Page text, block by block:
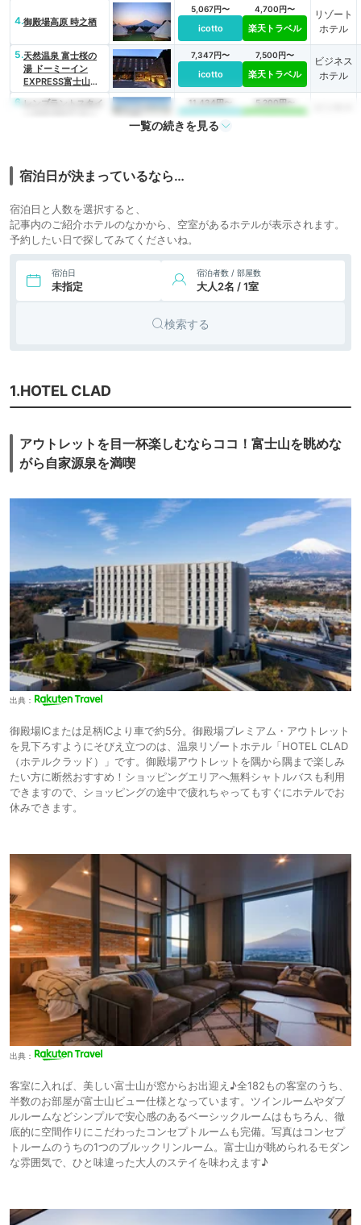
4.御殿場高原 時之栖
5,067円〜
icotto
4,700円〜
楽天トラベル
リゾート
ホテル
5.天然温泉 富士桜の
湯 ドーミーイン
EXPRESS富士山御
殿場
7,347円〜
icotto
7,500円〜
楽天トラベル
ビジネス
ホテル
6. レンブラントスタイ
ル御殿場駒門 富士
11,434円〜
icotto
5,200円〜
一覧の続きを見る
宿泊日が決まっているなら…
宿泊日と人数を選択すると、
記事内のご紹介ホテルのなかから、空室があるホテルが表示されます。
予約したい日で探してみてくださいね。
宿泊日
未指定
宿泊者数 / 部屋数
大人2名 / 1室
検索する
1.HOTEL CLAD
アウトレットを目一杯楽しむならココ！富士山を眺めな
がら自家源泉を満喫
出典：
御殿場ICまたは足柄ICより車で約5分。御殿場プレミアム・アウトレット
を見下ろすようにそびえ立つのは、温泉リゾートホテル「HOTEL CLAD
（ホテルクラッド）」です。御殿場アウトレットを隅から隅まで楽しみ
たい方に断然おすすめ！ショッピングエリアへ無料シャトルバスも利用
できますので、ショッピングの途中で疲れちゃってもすぐにホテルでお
休みできます。
出典：
客室に入れば、美しい富士山が窓からお出迎え♪全182もの客室のうち、
半数のお部屋が富士山ビュー仕様となっています。ツインルームやダブ
ルルームなどシンプルで安心感のあるベーシックルームはもちろん、徹
底的に空間作りにこだわったコンセプトルームも完備。写真はコンセプ
トルームのうちの1つのブルックリンルーム。富士山が眺められるモダン
な雰囲気で、ひと味違った大人のステイを味わえます♪